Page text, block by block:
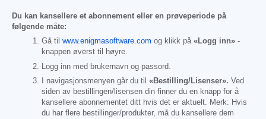
Du kan kansellere et abonnement eller en prøveperiode på
følgende måte:
Gå til www.enigmasoftware.com og klikk på «Logg inn» -
knappen øverst til høyre.
Logg inn med brukernavn og passord.
I navigasjonsmenyen går du til «Bestilling/Lisenser». Ved
siden av bestillingen/lisensen din finner du en knapp for å
kansellere abonnementet ditt hvis det er aktuelt. Merk: Hvis
du har flere bestillinger/produkter, må du kansellere dem